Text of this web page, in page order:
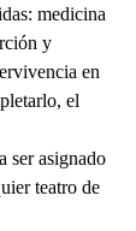
medicina
y
en
el
ser asignado
teatro de